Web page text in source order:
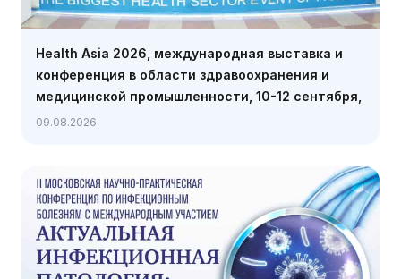
Health Asia 2026, международная выставка и
конференция в области здравоохранения и
медицинской промышленности, 10-12 сентября,
Карачи
09.08.2026